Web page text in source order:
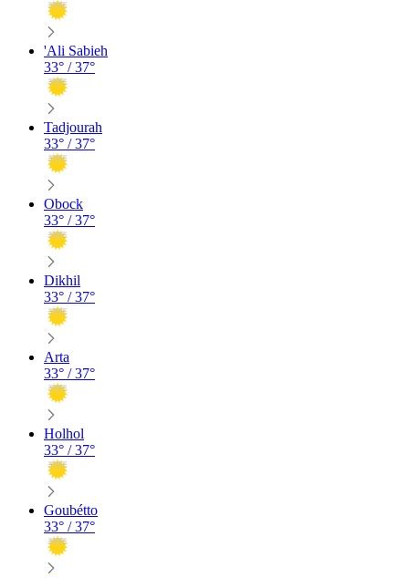
'Ali Sabieh
33° /37°
Tadjourah
33° /37°
Obock
33° /37°
Dikhil
33° /37°
Arta
33° /37°
Holhol
33° /37°
Goubétto
33° /37°